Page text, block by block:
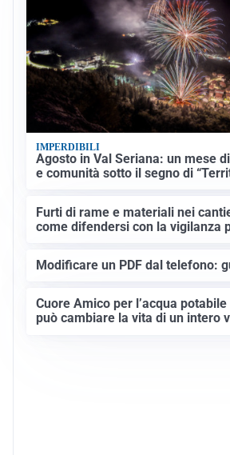
IMPERDIBILI
Agosto in Val Seriana: un mese
e comunità sotto il segno di
Furti di rame e materiali nei
come difendersi con la vigilanza
Modificare un PDF dal telefono:
Cuore Amico per l’acqua
può cambiare la vita di un intero